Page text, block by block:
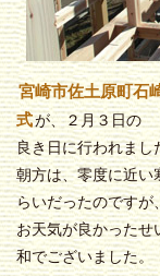
宮崎市佐土原町石
式が、２月３日の
良き日に行われまし
朝方は、零度に近い
らいだったのですが
お天気が良かったせ
和でございました。